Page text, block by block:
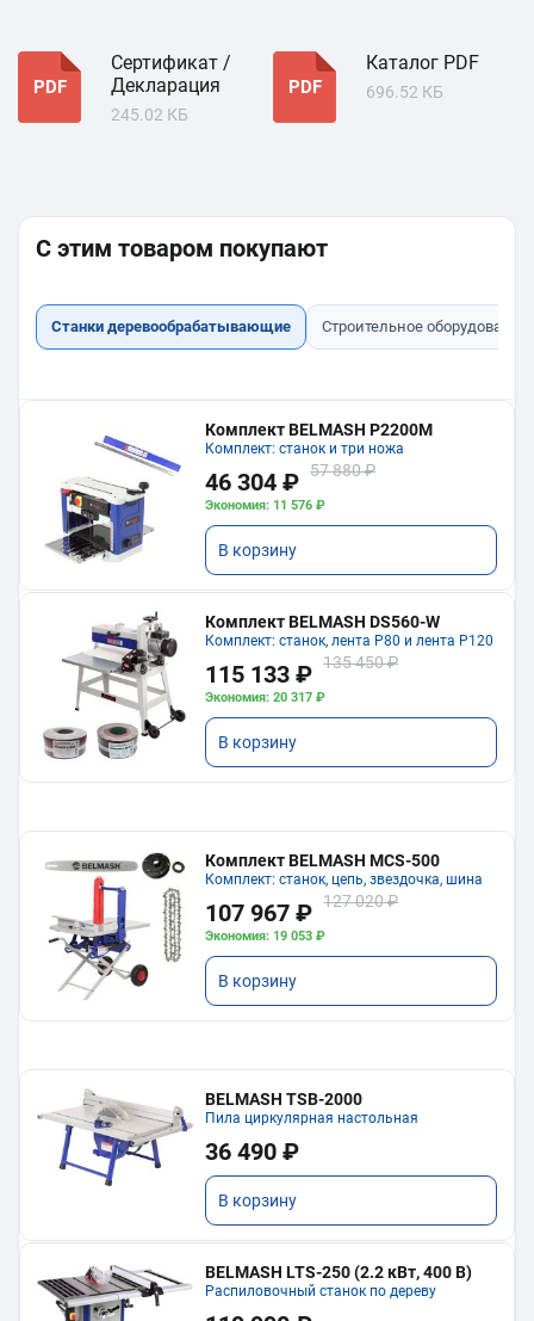
PDF
Сертификат /
Декларация
245.02 КБ
PDF
Каталог PDF
696.52 КБ
С этим товаром покупают
Станки деревообрабатывающие Строительное оборудование
Комплект BELMASH P2200M
Комплект: станок и три ножа
46 304 ₽ 57 880 ₽
Экономия: 11 576 ₽
В корзину
Комплект BELMASH DS560-W
Комплект: станок, лента P80 и лента P120
115 133 ₽ 135 450 ₽
Экономия: 20 317 ₽
В корзину
Комплект BELMASH MCS-500
Комплект: станок, цепь, звездочка, шина
107 967 ₽ 127 020 ₽
Экономия: 19 053 ₽
В корзину
BELMASH TSB-2000
Пила циркулярная настольная
36 490 ₽
В корзину
BELMASH LTS-250 (2.2 кВт, 400 В)
Распиловочный станок по дереву